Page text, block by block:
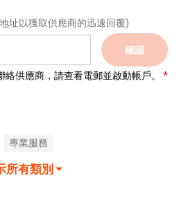
址以獲取供應商的迅速回覆)
確認
供應商，請查看電郵並啟動帳戶。
專業服務
所有類別